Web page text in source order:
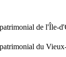
de l'Île-
du